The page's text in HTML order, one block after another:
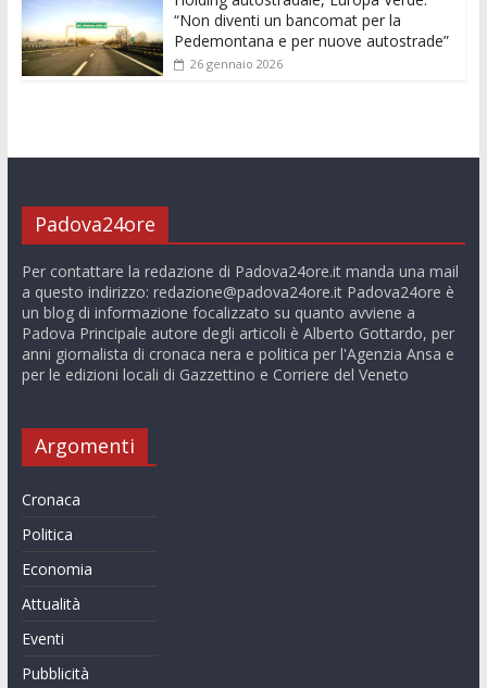
“Non diventi un bancomat per la
Pedemontana e per nuove autostrade”
26 gennaio 2026
Padova24ore
Per contattare la redazione di Padova24ore.it manda una mail
a questo indirizzo: redazione@padova24ore.itPadova24ore è
un blog di informazione focalizzato su quanto avviene a
Padova Principale autore degli articoli è Alberto Gottardo, per
anni giornalista di cronaca nera e politica per l'Agenzia Ansa e
per le edizioni locali di Gazzettino e Corriere del Veneto
Argomenti
Cronaca
Politica
Economia
Attualità
Eventi
Pubblicità